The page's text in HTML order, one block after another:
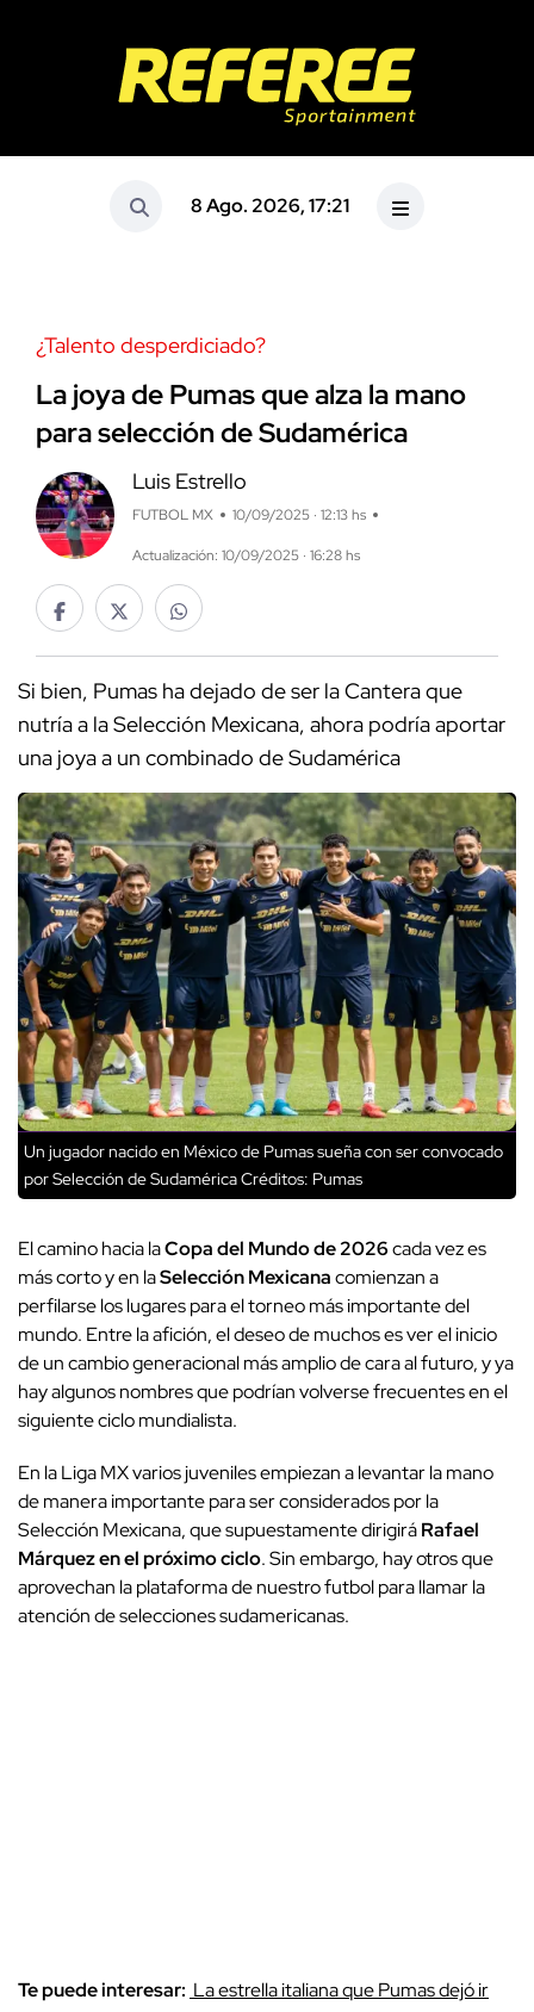
8 Ago. 2026, 17:21
¿Talento desperdiciado?
La joya de Pumas que alza la mano
para selección de Sudamérica
Luis Estrello
FUTBOL MX 10/09/2025 · 12:13 hs
Actualización: 10/09/2025 · 16:28 hs
Si bien, Pumas ha dejado de ser la Cantera que
nutría a la Selección Mexicana, ahora podría aportar
una joya a un combinado de Sudamérica
Un jugador nacido en México de Pumas sueña con ser convocado
por Selección de SudaméricaCréditos: Pumas
El camino hacia laCopa del Mundo de 2026cada vez es
más corto y en laSelección Mexicanacomienzan a
perfilarse los lugares para el torneo más importante del
mundo. Entre la afición, el deseo de muchos es ver el inicio
de un cambio generacional más amplio de cara al futuro, y ya
hay algunos nombres que podrían volverse frecuentes en el
siguiente ciclo mundialista.
En la Liga MX varios juveniles empiezan a levantar la mano
de manera importante para ser considerados por la
Selección Mexicana, que supuestamente dirigiráRafael
Márquez en el próximo ciclo. Sin embargo, hay otros que
aprovechan la plataforma de nuestro futbol para llamar la
atención de selecciones sudamericanas.
Te puede interesar: La estrella italiana que Pumas dejó ir